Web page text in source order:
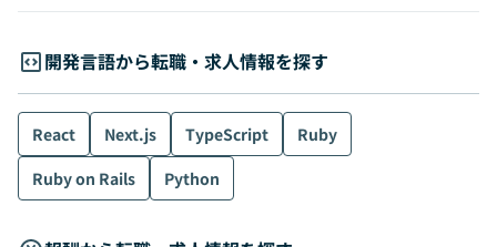
開発言語から転職・求人情報を探す
React Next.js TypeScript
Ruby
Ruby on Rails
Python